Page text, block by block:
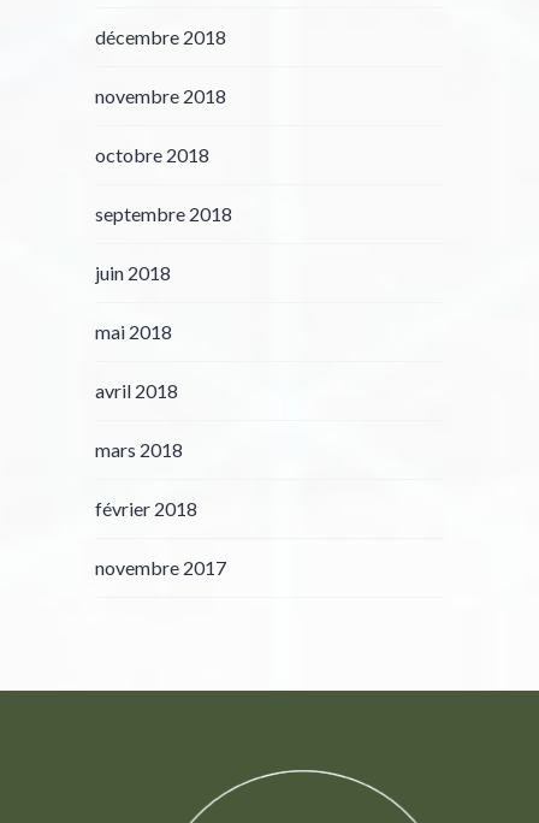
décembre 2018
novembre 2018
octobre 2018
septembre 2018
juin 2018
mai 2018
avril 2018
mars 2018
février 2018
novembre 2017